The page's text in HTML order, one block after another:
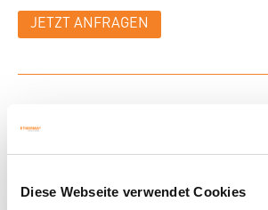
Diese Webseite verwendet Cookies
JETZT ANFRAGEN